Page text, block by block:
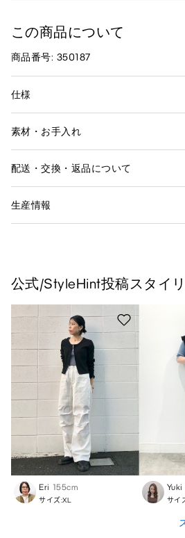
この商品について
商品番号: 350187
仕様
素材・お手入れ
配送・交換・返品について
生産情報
公式/StyleHint投稿スタイ
Eri 155cm
サイズ:XL
Yuki
サイ